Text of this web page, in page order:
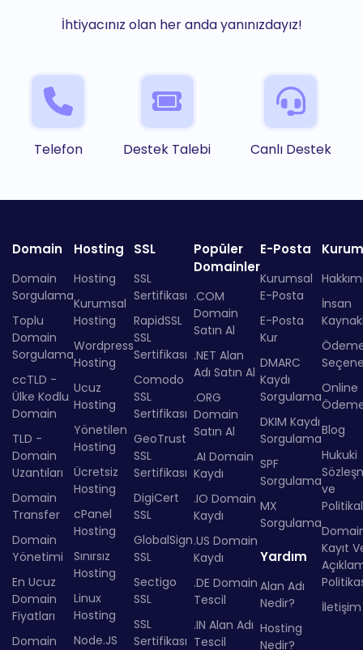
İhtiyacınız olan her anda yanınızdayız!
Telefon Destek Talebi Canlı Destek
Domain
Domain
Sorgulama
Toplu
Domain
Sorgulama
ccTLD -
Ülke Kodlu
Domain
TLD -
Domain
Uzantıları
Domain
Transfer
Domain
Yönetimi
En Ucuz
Domain
Fiyatları
Domain
Hosting
Hosting
Kurumsal
Hosting
Wordpress
Hosting
Ucuz
Hosting
Yönetilen
Hosting
Ücretsiz
Hosting
cPanel
Hosting
Sınırsız
Hosting
Linux
Hosting
Node.JS
SSL
SSL
Sertifikası
RapidSSL
SSL
Sertifikası
Comodo
SSL
Sertifikası
GeoTrust
SSL
Sertifikası
DigiCert
SSL
GlobalSign
SSL
Sectigo
SSL
SSL
Sertifikası
Popüler
Domainler
.COM
Domain
Satın Al
.NET Alan
Adı Satın Al
.ORG
Domain
Satın Al
.AI Domain
Kaydı
.IO Domain
Kaydı
.US Domain
Kaydı
.DE Domain
Tescil
.IN Alan Adı
Tescil
E-Posta
Kurumsal
E-Posta
E-Posta
Kur
DMARC
Kaydı
Sorgulama
DKIM Kaydı
Sorgulama
SPF
Sorgulama
MX
Sorgulama
Yardım
Alan Adı
Nedir?
Hosting
Nedir?
İnsan
Online
Blog
Hukuki
ve
Kayıt
İletişim